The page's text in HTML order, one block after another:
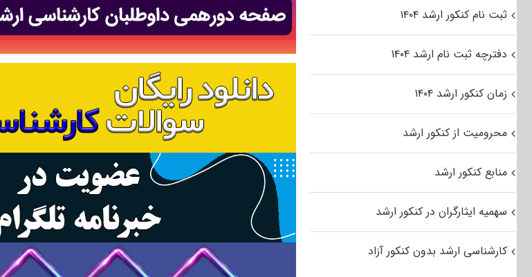
ثبت نام کنکور ارشد ۱۴۰۴
دفترچه ثبت نام ارشد ۱۴۰۴
زمان کنکور ارشد ۱۴۰۴
محرومیت از کنکور ارشد
منابع کنکور ارشد
سهمیه ایثارگران در کنکور ارشد
کارشناسی ارشد بدون کنکور آزاد